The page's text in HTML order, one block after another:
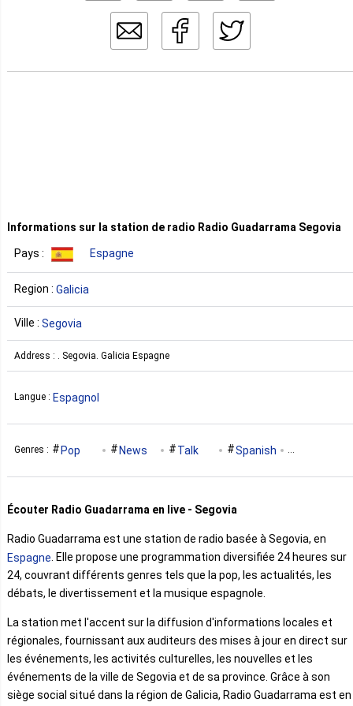
Informations sur la station de radio Radio Guadarrama Segovia
Pays : Espagne
Region : Galicia
Ville : Segovia
Address : . Segovia. Galicia Espagne
Langue : Espagnol
Genres : Pop News Talk Spanish
Écouter Radio Guadarrama en live - Segovia
Radio Guadarrama est une station de radio basée à Segovia, en
Espagne . Elle propose une programmation diversifiée 24 heures sur
24, couvrant différents genres tels que la pop, les actualités, les
débats, le divertissement et la musique espagnole.
La station met l'accent sur la diffusion d'informations locales et
régionales, fournissant aux auditeurs des mises à jour en direct sur
les événements, les activités culturelles, les nouvelles et les
événements de la ville de Segovia et de sa province. Grâce à son
siège social situé dans la région de Galicia, Radio Guadarrama est en